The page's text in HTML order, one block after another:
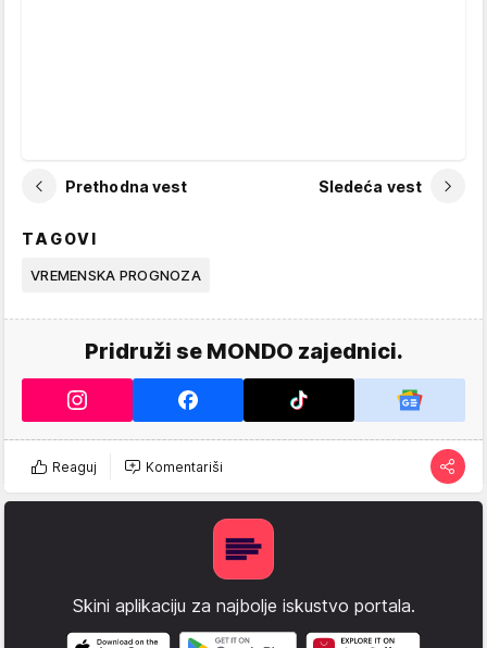
Prethodna vest Sledeća vest
TAGOVI
VREMENSKA PROGNOZA
Pridruži se MONDO zajednici.
Reaguj Komentariši
Skini aplikaciju za najbolje iskustvo portala.